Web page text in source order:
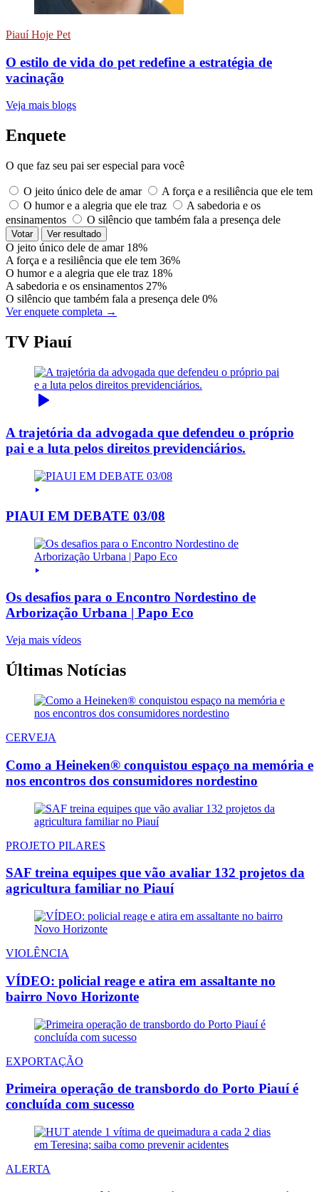
Piauí Hoje Pet
O estilo de vida do pet redefine a estratégia de
vacinação
Veja mais blogs
Enquete
O que faz seu pai ser especial para você
O jeito único dele de amar
A força e a resiliência que ele tem
O humor e a alegria que ele traz
A sabedoria e os
ensinamentos
O silêncio que também fala a presença dele
Votar Ver resultado
O jeito único dele de amar 18%
A força e a resiliência que ele tem 36%
O humor e a alegria que ele traz 18%
A sabedoria e os ensinamentos 27%
O silêncio que também fala a presença dele 0%
Ver enquete completa →
TV Piauí
A trajetória da advogada que defendeu o próprio
pai e a luta pelos direitos previdenciários.
PIAUI EM DEBATE 03/08
Os desafios para o Encontro Nordestino de
Arborização Urbana | Papo Eco
Veja mais vídeos
Últimas Notícias
CERVEJA
Como a Heineken® conquistou espaço na memória e
nos encontros dos consumidores nordestino
PROJETO PILARES
SAF treina equipes que vão avaliar 132 projetos da
agricultura familiar no Piauí
VIOLÊNCIA
VÍDEO: policial reage e atira em assaltante no
bairro Novo Horizonte
EXPORTAÇÃO
Primeira operação de transbordo do Porto Piauí é
concluída com sucesso
ALERTA